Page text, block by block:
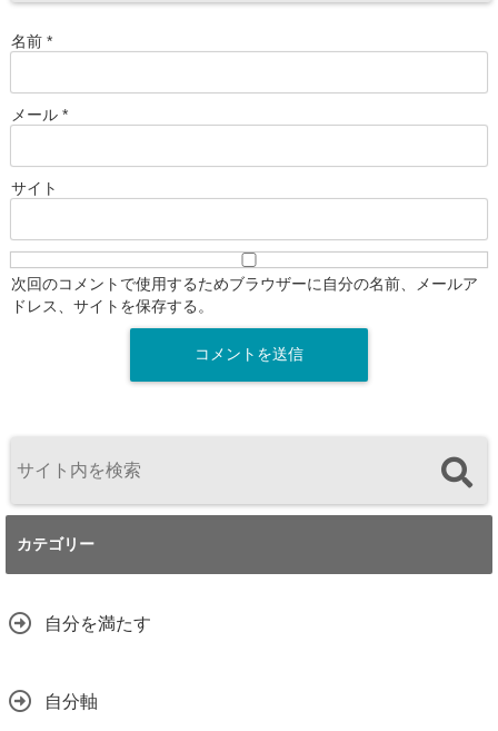
名前 *
メール *
サイト
次回のコメントで使用するためブラウザーに自分の名前、メールア
ドレス、サイトを保存する。
カテゴリー
自分を満たす
自分軸